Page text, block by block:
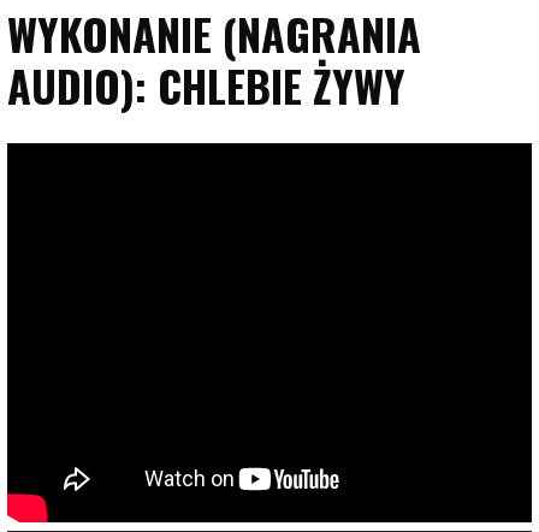
WYKONANIE (NAGRANIA
AUDIO): CHLEBIE ŻYWY